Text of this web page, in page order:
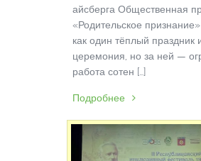
айсберга Общественная
«Родительское
как один тёплый праздник
церемония, но за ней —
работа сотен […]
Подробнее